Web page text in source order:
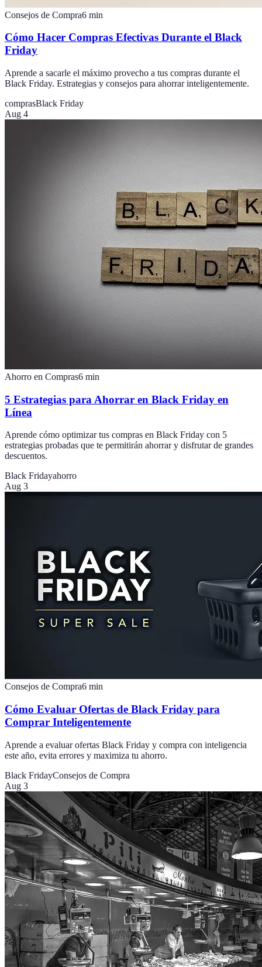
Consejos de Compra6 min
Cómo Hacer Compras Efectivas Durante el Black
Friday
Aprende a sacarle el máximo provecho a tus compras durante el
Black Friday. Estrategias y consejos para ahorrar inteligentemente.
comprasBlack Friday
Aug 4
Ahorro en Compras6 min
5 Estrategias para Ahorrar en Black Friday en
Línea
Aprende cómo optimizar tus compras en Black Friday con 5
estrategias probadas que te permitirán ahorrar y disfrutar de grandes
descuentos.
Black Fridayahorro
Aug 3
Consejos de Compra6 min
Cómo Evaluar Ofertas de Black Friday para
Comprar Inteligentemente
Aprende a evaluar ofertas Black Friday y compra con inteligencia
este año, evita errores y maximiza tu ahorro.
Black FridayConsejos de Compra
Aug 3